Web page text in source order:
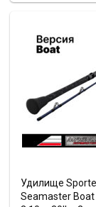
Удилище
Seamaster Boat